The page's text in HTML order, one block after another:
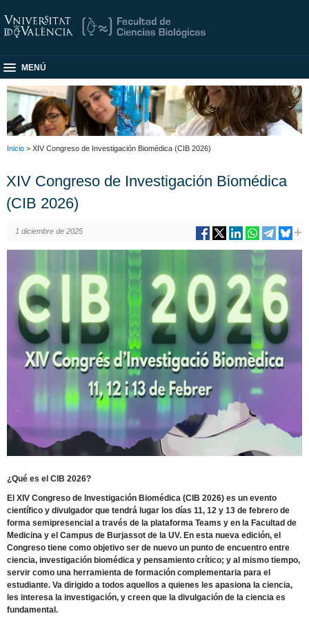
MENÚ
Inicio > XIV Congreso de Investigación Biomédica (CIB 2026)
XIV Congreso de Investigación Biomédica
(CIB 2026)
1 diciembre de 2025
¿Qué es el CIB 2026?
El XIV Congreso de Investigación Biomédica (CIB 2026) es un evento
científico y divulgador que tendrá lugar los días 11, 12 y 13 de febrero de
forma semipresencial a través de la plataforma Teams y en la Facultad de
Medicina y el Campus de Burjassot de la UV. En esta nueva edición, el
Congreso tiene como objetivo ser de nuevo un punto de encuentro entre
ciencia, investigación biomédica y pensamiento crítico; y al mismo tiempo,
servir como una herramienta de formación complementaria para el
estudiante. Va dirigido a todos aquellos a quienes les apasiona la ciencia,
les interesa la investigación, y creen que la divulgación de la ciencia es
fundamental.